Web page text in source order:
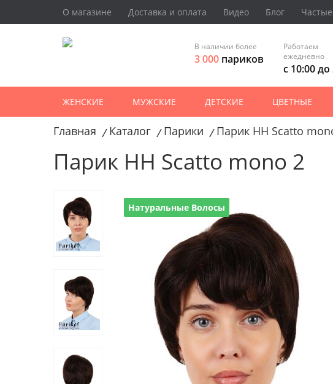
О магазине Доставка и оплата Видео Блог
В наличии более
3 000 париков
Работаем
ежедневно
с 10:00 до
ЖЕНСКИЕ МУЖСКИЕ ДЕТСКИЕ ЦВЕТНЫЕ
Главная / Каталог / Парики / Парик HH Scatto
Парик HH Scatto mono 2
Натуральные Волосы